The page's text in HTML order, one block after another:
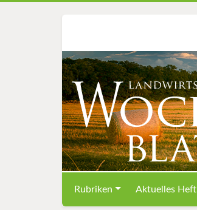
Rubriken Aktuelles Heft